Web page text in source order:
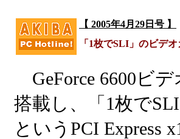
【 2005年4月29日号 】
「1枚でSLI」のビデ
GeForce 6600ビ
搭載し、「1枚で
というPCI Express